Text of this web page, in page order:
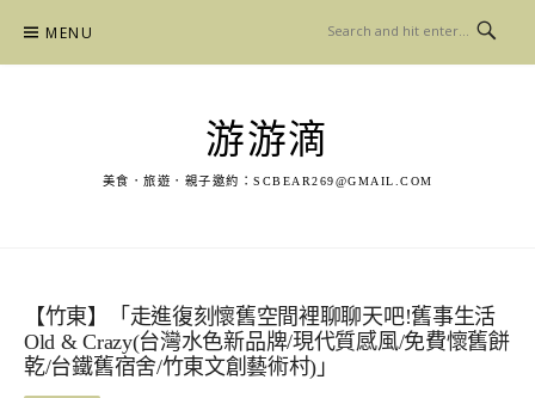
content
MENU
游游滴
美食．旅遊．親子邀約： SCBEAR269@GMAIL.COM
【竹東】「走進復刻懷舊空間裡聊聊天吧!舊事生活
Old & Crazy(台灣水色新品牌/現代質感風/免費懷舊餅
乾/台鐵舊宿舍/竹東文創藝術村)」